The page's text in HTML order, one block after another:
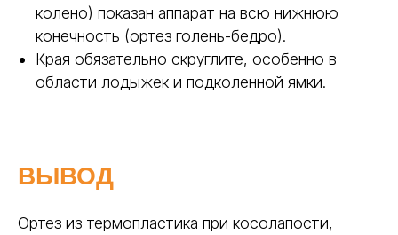
колено) показан аппарат на всю нижнюю
конечность (ортез голень-бедро).
Края обязательно скруглите, особенно в
области лодыжек и подколенной ямки.
ВЫВОД
Ортез из термопластика при косолапости,